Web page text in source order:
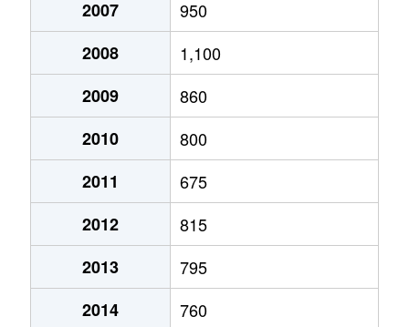
1,000万円
小文間
180万円
350万円
上高井
170万円
250万円
230万円
340万円
光風台
980万円
2007
950
2008
1,100
2009
860
2010
800
2011
675
2012
815
2013
795
2014
760